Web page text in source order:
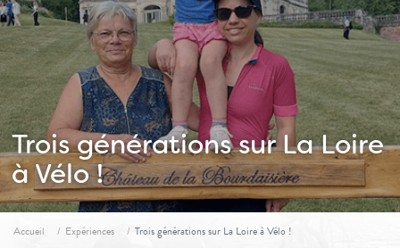
Trois générations sur La Loire
à Vélo !
Fil d'ariane
Accueil Expériences Trois générations sur La Loire à Vélo !